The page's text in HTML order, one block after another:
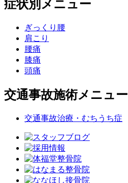
症状別メニュー
ぎっくり腰
肩こり
腰痛
膝痛
頭痛
交通事故施術メニュー
交通事故治療・むちうち症